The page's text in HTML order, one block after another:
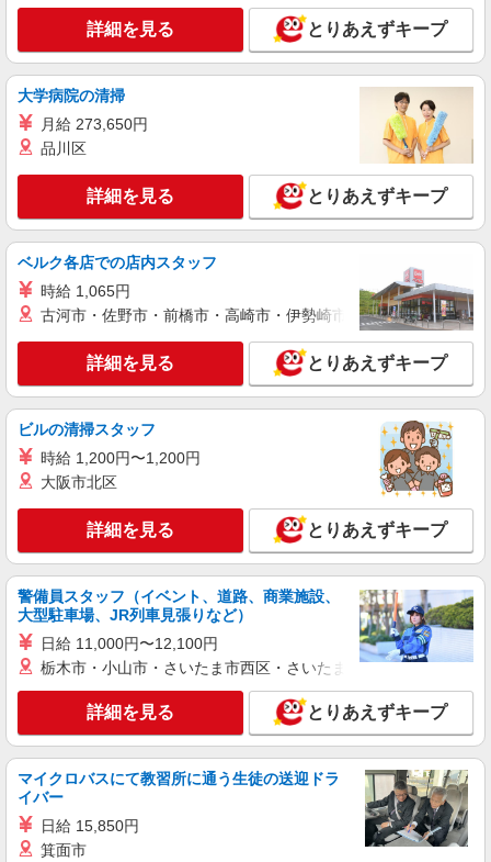
紹介予定派遣
株式会社シエロ
人気機種に詳しくなれる携帯販売【au】
月給259200円〜300000円（経験・能力によ
る） ※研修期間6か月・時給1500円〜 ※残業代支
○。・゜+゜・。○。・゜+゜ 入社祝い金10万円支
給(規定有) お友達を紹介頂くと, インセンティブ支
給(規定有) ゜・。○。・゜+゜・。○。・゜+゜
キープ 詳細を見る
派遣社員 紹介予定派遣
携帯販売スタッフ【softbank】
時給1400円〜1450円（経験・能力による） ※
残業代支給 ★交通費別途支給（規定あり） ゜
+゜・。○。・゜+゜・。○。・゜+゜ 入社祝い金10
万円支給(規定有) お友達を紹介頂くと, インセンテ
ィブ支給(規定有) ★月2回払い・週払い可能（規程
有）★ ゜・。○。・゜+゜・。○。・゜+゜
福岡県春日市の家電量販店
キープ 詳細を見る
派遣社員 紹介予定派遣
人気機種に詳しくなれる携帯販売
【Y!mobile】
残業代支給 ★交通費別途支給（規定あり） ゜
+゜・。○。・゜+゜・。○。・゜+゜ 入社祝い金10
ィブ支給(規定有) ★月2回払い・週払い可能（規程
有）★ ゜・。○。・゜+゜・。○。・゜+゜
福岡県春日市の家電量販店
キープ 詳細を見る
紹介予定派遣
株式会社シエロ
【softbank】人気機種に詳しくなれる携帯販
売
大卒：月給240000円〜 短大卒：月給
230000円〜 高卒・専門卒：月給220000円〜 その
他・達成手当・役職手当・アドバイザー手当・そ
詳細を見る とりあえずキープ
大学病院の清掃
月給 273,650円
品川区
詳細を見る とりあえずキープ
ベルク各店での店内スタッフ
時給 1,065円
古河市・佐野市・前橋市・高崎市・伊勢崎市・太田市・館林市
詳細を見る とりあえずキープ
ビルの清掃スタッフ
時給 1,200円〜1,200円
大阪市北区
詳細を見る とりあえずキープ
警備員スタッフ（イベント、道路、商業施設、
大型駐車場、JR列車見張りなど）
日給 11,000円〜12,100円
栃木市・小山市・さいたま市西区・さいたま市岩槻区・久喜市・
詳細を見る とりあえずキープ
マイクロバスにて教習所に通う生徒の送迎ドラ
イバー
日給 15,850円
箕面市